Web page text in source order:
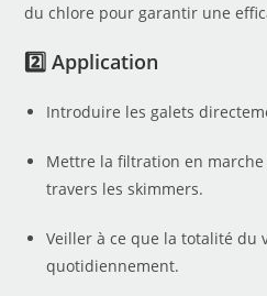
du chlore pour garantir une
2️⃣ Application
Introduire les galets
Mettre la filtration en marche
travers les skimmers.
Veiller à ce que la totalité du
quotidiennement.